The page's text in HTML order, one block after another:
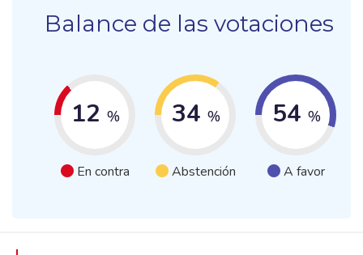
Balance de las votaciones
12 %
En contra
34 %
Abstención
54 %
A favor